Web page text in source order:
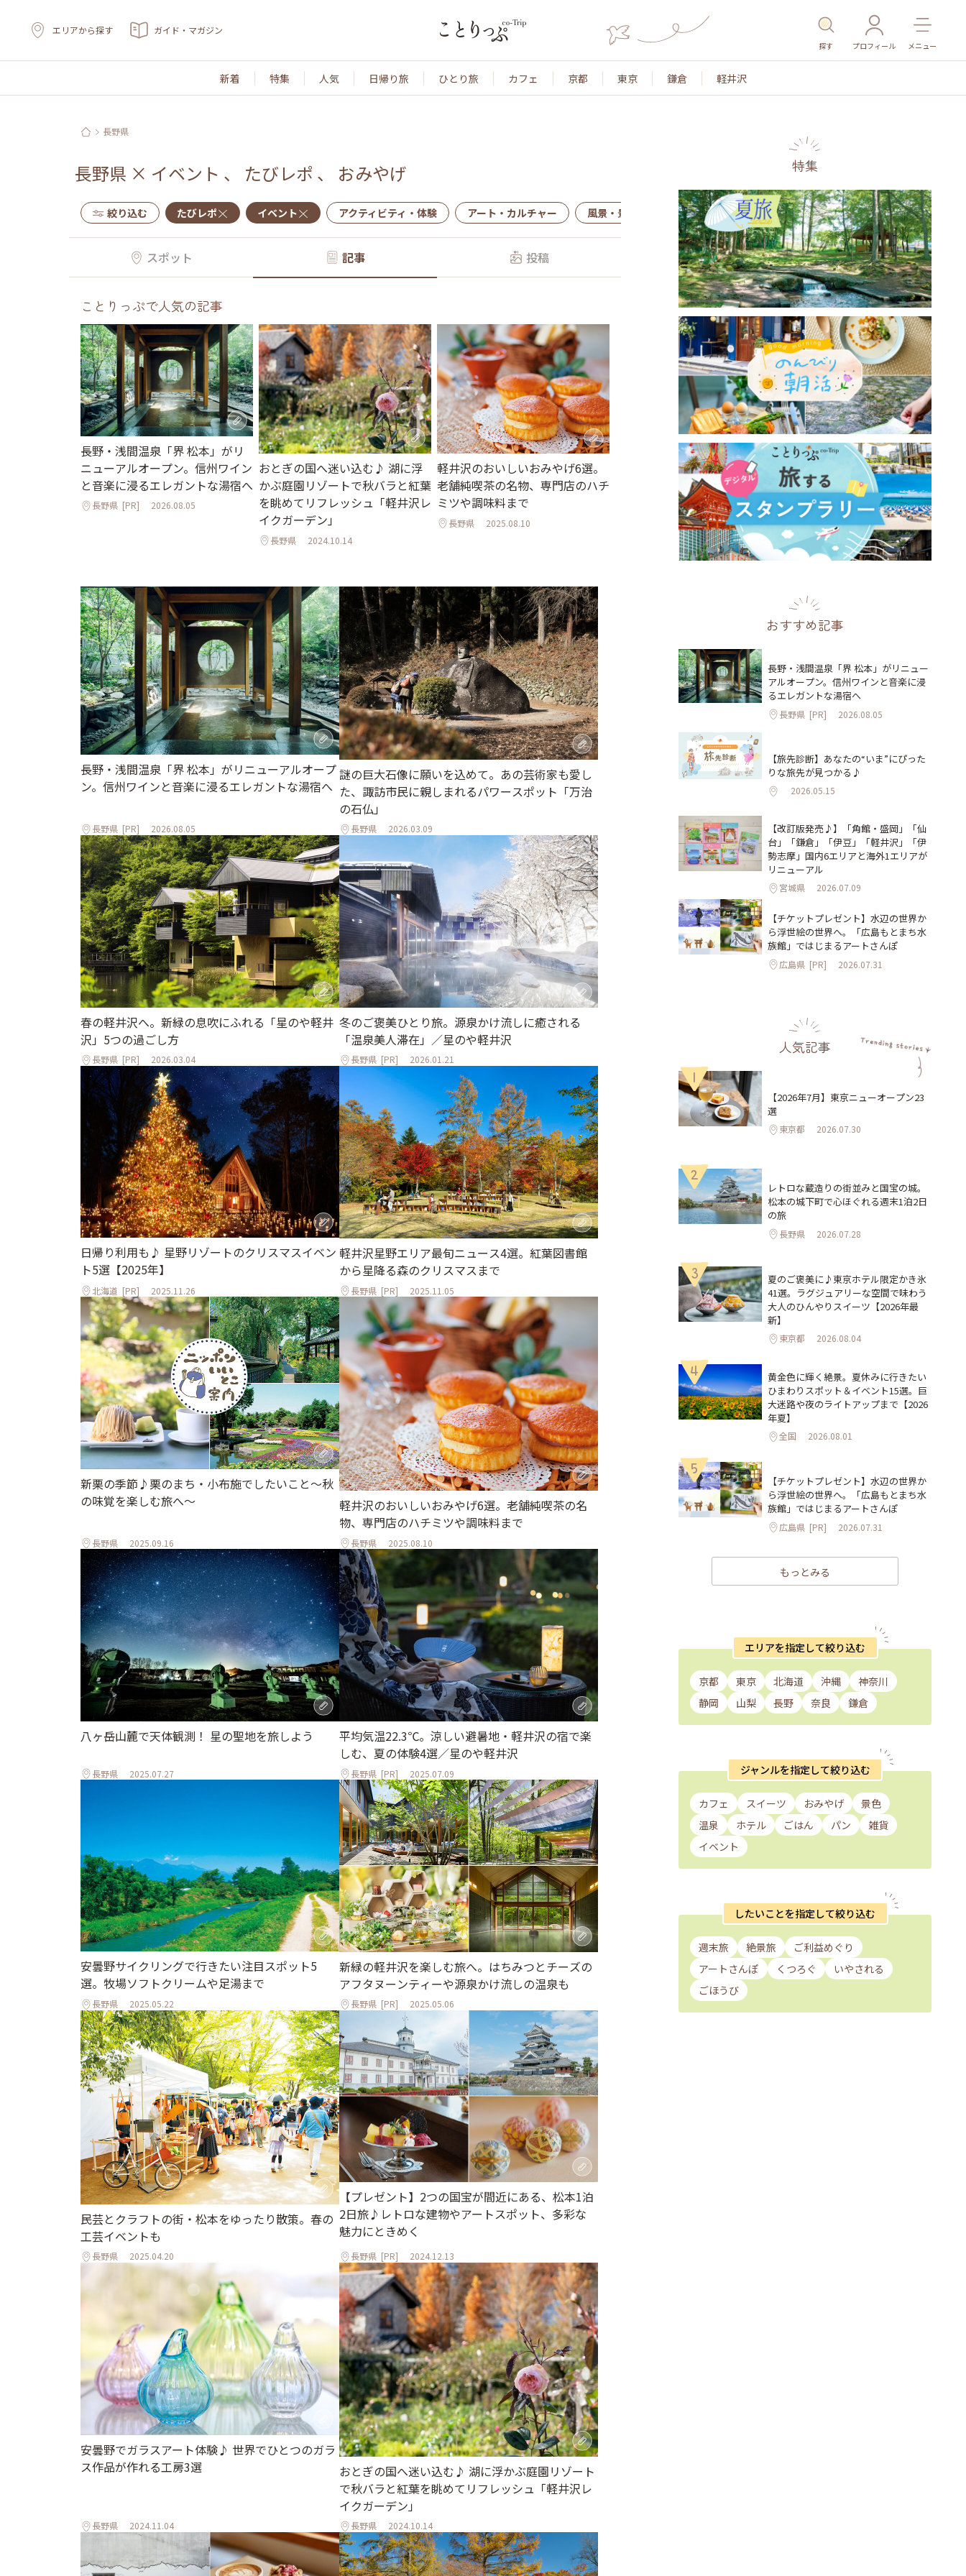
エリアから探す ガイド・マガジン
探す プロフィール メニュー
新着 特集 人気 日帰り旅 ひとり旅 カフェ 京都 東京 鎌倉 軽井沢
長野県
長野県 × イベント 、 たびレポ 、 おみやげ
絞り込む たびレポ イベント アクティビティ・体験 アート・カルチャー 風景・景色 名所・旧跡 温泉・スパ その他施設 ごはん
スポット 記事 投稿
ことりっぷで人気の記事
長野・浅間温泉「界 松本」がリ
ニューアルオープン。信州ワイン
と音楽に浸るエレガントな湯宿へ
長野県 [PR] 2026.08.05
おとぎの国へ迷い込む♪ 湖に浮
かぶ庭園リゾートで秋バラと紅葉
を眺めてリフレッシュ「軽井沢レ
イクガーデン」
長野県 2024.10.14
軽井沢のおいしいおみやげ6選。
老舗純喫茶の名物、専門店のハチ
ミツや調味料まで
長野県 2025.08.10
長野・浅間温泉「界 松本」がリニューアルオープ
ン。信州ワインと音楽に浸るエレガントな湯宿へ
長野県 [PR] 2026.08.05
謎の巨大石像に願いを込めて。あの芸術家も愛し
た、諏訪市民に親しまれるパワースポット「万治
の石仏」
長野県 2026.03.09
春の軽井沢へ。新緑の息吹にふれる「星のや軽井
沢」5つの過ごし方
長野県 [PR] 2026.03.04
冬のご褒美ひとり旅。源泉かけ流しに癒される
「温泉美人滞在」／星のや軽井沢
長野県 [PR] 2026.01.21
日帰り利用も♪ 星野リゾートのクリスマスイベン
ト5選【2025年】
北海道 [PR] 2025.11.26
軽井沢星野エリア最旬ニュース4選。紅葉図書館
から星降る森のクリスマスまで
長野県 [PR] 2025.11.05
新栗の季節♪栗のまち・小布施でしたいこと～秋
の味覚を楽しむ旅へ～
長野県 2025.09.16
軽井沢のおいしいおみやげ6選。老舗純喫茶の名
物、専門店のハチミツや調味料まで
長野県 2025.08.10
八ヶ岳山麓で天体観測！ 星の聖地を旅しよう
長野県 2025.07.27
平均気温22.3℃。涼しい避暑地・軽井沢の宿で楽
しむ、夏の体験4選／星のや軽井沢
長野県 [PR] 2025.07.09
安曇野サイクリングで行きたい注目スポット5
選。牧場ソフトクリームや足湯まで
長野県 2025.05.22
新緑の軽井沢を楽しむ旅へ。はちみつとチーズの
アフタヌーンティーや源泉かけ流しの温泉も
長野県 [PR] 2025.05.06
民芸とクラフトの街・松本をゆったり散策。春の
工芸イベントも
長野県 2025.04.20
【プレゼント】2つの国宝が間近にある、松本1泊
2日旅♪レトロな建物やアートスポット、多彩な
魅力にときめく
長野県 [PR] 2024.12.13
安曇野でガラスアート体験♪ 世界でひとつのガラ
ス作品が作れる工房3選
長野県 2024.11.04
おとぎの国へ迷い込む♪ 湖に浮かぶ庭園リゾート
で秋バラと紅葉を眺めてリフレッシュ「軽井沢レ
イクガーデン」
長野県 2024.10.14
特集
おすすめ記事
長野・浅間温泉「界 松本」がリニュー
アルオープン。信州ワインと音楽に浸
るエレガントな湯宿へ
長野県 [PR] 2026.08.05
【旅先診断】あなたの“いま”にぴった
りな旅先が見つかる♪
2026.05.15
【改訂版発売♪】「角館・盛岡」「仙
台」「鎌倉」「伊豆」「軽井沢」「伊
勢志摩」国内6エリアと海外1エリアが
リニューアル
宮城県 2026.07.09
【チケットプレゼント】水辺の世界か
ら浮世絵の世界へ。「広島もとまち水
族館」ではじまるアートさんぽ
広島県 [PR] 2026.07.31
人気記事
1
【2026年7月】東京ニューオープン23
選
東京都 2026.07.30
2
レトロな蔵造りの街並みと国宝の城。
松本の城下町で心ほぐれる週末1泊2日
の旅
長野県 2026.07.28
3
夏のご褒美に♪東京ホテル限定かき氷
41選。ラグジュアリーな空間で味わう
大人のひんやりスイーツ【2026年最
新】
東京都 2026.08.04
4
黄金色に輝く絶景。夏休みに行きたい
ひまわりスポット＆イベント15選。巨
大迷路や夜のライトアップまで【2026
年夏】
全国 2026.08.01
5
【チケットプレゼント】水辺の世界か
ら浮世絵の世界へ。「広島もとまち水
族館」ではじまるアートさんぽ
広島県 [PR] 2026.07.31
もっとみる
エリアを指定して絞り込む
京都 東京 北海道 沖縄
神奈川
静岡
山梨 長野 奈良 鎌倉
ジャンルを指定して絞り込む
カフェ スイーツ おみやげ
景色
温泉
ホテル ごはん パン
雑貨
イベント
したいことを指定して絞り込む
週末旅 絶景旅
ご利益めぐり
アートさんぽ
くつろぐ
いやされる
ごほうび